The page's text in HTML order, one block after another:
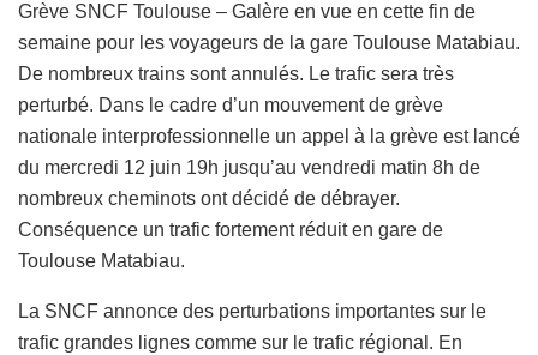
Grève SNCF Toulouse – Galère en vue en cette fin de
semaine pour les voyageurs de la gare Toulouse Matabiau.
De nombreux trains sont annulés. Le trafic sera très
perturbé. Dans le cadre d’un mouvement de grève
nationale interprofessionnelle un appel à la grève est lancé
du mercredi 12 juin 19h jusqu’au vendredi matin 8h de
nombreux cheminots ont décidé de débrayer.
Conséquence un trafic fortement réduit en gare de
Toulouse Matabiau.
La SNCF annonce des perturbations importantes sur le
trafic grandes lignes comme sur le trafic régional. En